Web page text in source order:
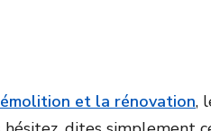
et la rénovation,